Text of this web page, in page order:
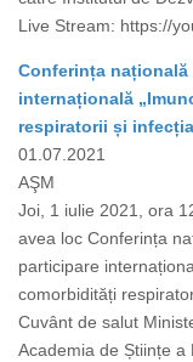
Live Stream: https://
Conferința
internațională
respiratorii și
01.07.2021
AŞM
Joi, 1 iulie 2021, ora
avea loc Conferința
participare
comorbidități
Cuvânt de salut
Academia de Științe a